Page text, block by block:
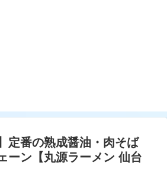
定番の熟成醤油・肉そば
ーン【丸源ラーメン 仙台